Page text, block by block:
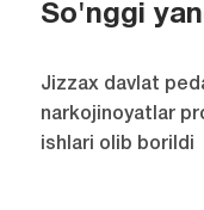
So'nggi
Jizzax davlat
narkojinoyatlar
ishlari olib borildi